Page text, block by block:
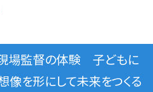
場監督の体験 子どもに
を形にして未来をつくる